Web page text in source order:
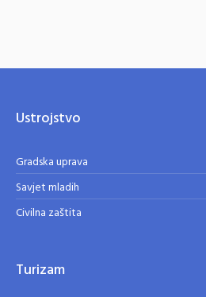
Ustrojstvo
Gradska uprava
Savjet mladih
Civilna zaštita
Turizam